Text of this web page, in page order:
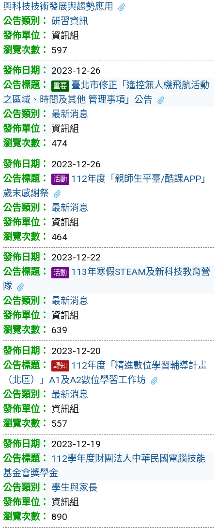
興科技技術發展與趨勢應用
研習資訊
資訊組
597
2023-12-26
重要 臺北市修正「遙控無人機飛航活動
之區域、時間及其他 管理事項」公告
最新消息
資訊組
474
2023-12-26
活動 112年度「親師生平臺/酷課APP」
歲末感謝祭
最新消息
資訊組
464
2023-12-22
活動 113年寒假STEAM及新科技教育營
隊
最新消息
資訊組
639
2023-12-20
轉知
112年度「精進數位學習輔導計畫
（北區）」A1及A2數位學習工作坊
最新消息
資訊組
557
2023-12-19
112學年度財團法人中華民國電腦技能
基金會獎學金
學生與家長
資訊組
890